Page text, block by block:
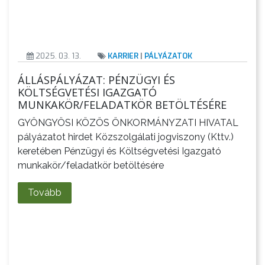
ÁTLÁTHATÓSÁG
AZ
ÖNKORMÁNYZATI
CÉGEK
ÉS
INTÉZMÉNYEK
E-
2025. 03. 13. KARRIER | PÁLYÁZATOK
ÁLLÁSPÁLYÁZAT: PÉNZÜGYI ÉS
KÖLTSÉGVETÉSI IGAZGATÓ
MUNKAKÖR/FELADATKÖR BETÖLTÉSÉRE
GYÖNGYÖSI KÖZÖS ÖNKORMÁNYZATI HIVATAL
pályázatot hirdet Közszolgálati jogviszony (Kttv.)
keretében Pénzügyi és Költségvetési Igazgató
munkakör/feladatkör betöltésére
Tovább